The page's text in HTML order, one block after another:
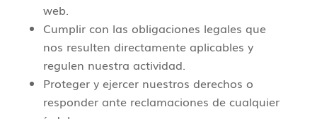
web.
Cumplir con las obligaciones legales que
nos resulten directamente aplicables y
regulen nuestra actividad.
Proteger y ejercer nuestros derechos o
responder ante reclamaciones de cualquier